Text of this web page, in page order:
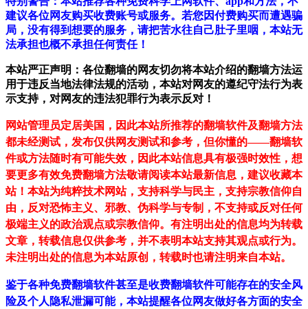
建议各位网友购买收费账号或服务。若您因付费购买而遭遇骗
局，没有得到想要的服务，请把苦水往自己肚子里咽，本站无
法承担也概不承担任何责任！
本站严正声明：各位翻墙的网友切勿将本站介绍的翻墙方法运
用于违反当地法律法规的活动，本站对网友的遵纪守法行为表
示支持，对网友的违法犯罪行为表示反对！
网站管理员定居美国，因此本站所推荐的翻墙软件及翻墙方法
都未经测试，发布仅供网友测试和参考，但你懂的——翻墙软
件或方法随时有可能失效，因此本站信息具有极强时效性，想
要更多有效免费翻墙方法敬请阅读本站最新信息，建议收藏本
站！ 本站为纯粹技术网站，支持科学与民主，支持宗教信仰自
由，反对恐怖主义、邪教、伪科学与专制，不支持或反对任何
极端主义的政治观点或宗教信仰。有注明出处的信息均为转载
文章，转载信息仅供参考，并不表明本站支持其观点或行为。
未注明出处的信息为本站原创，转载时也请注明来自本站。
鉴于各种免费翻墙软件甚至是收费翻墙软件可能存在的安全风
险及个人隐私泄漏可能，本站提醒各位网友做好各方面的安全